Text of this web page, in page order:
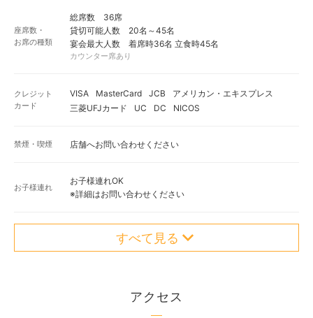
座席数・
お席の種類
総席数 36席
貸切可能人数 20名～45名
宴会最大人数 着席時36名 立食時45名
カウンター席あり
クレジット
カード
VISA MasterCard JCB
アメリカン・エキスプレス
三菱UFJカード
UC DC NICOS
禁煙・喫煙 店舗へお問い合わせください
お子様連れ
お子様連れOK
※詳細はお問い合わせください
すべて見る
アクセス